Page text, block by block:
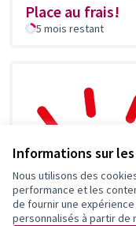
Informations sur
Nous utilisons des
performance et les
de fournir une
personnalisés à partir de
Place au frais!
5 mois restant